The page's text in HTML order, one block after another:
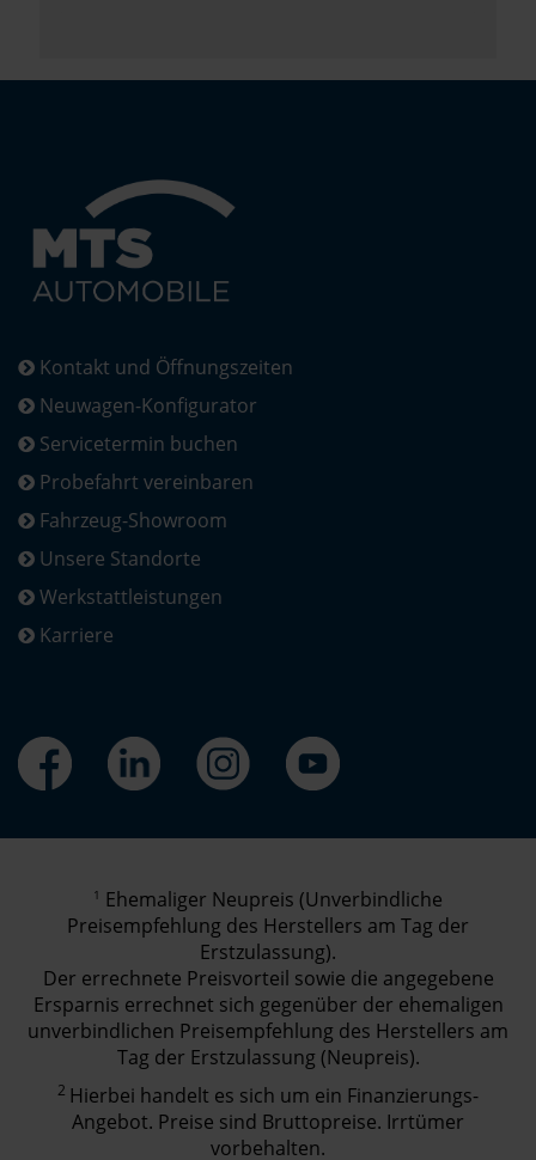
Kontakt und Öffnungszeiten
Neuwagen-Konfigurator
Servicetermin buchen
Probefahrt vereinbaren
Fahrzeug-Showroom
Unsere Standorte
Werkstattleistungen
Karriere
1 Ehemaliger Neupreis (Unverbindliche
Preisempfehlung des Herstellers am Tag der
Erstzulassung).
Der errechnete Preisvorteil sowie die angegebene
Ersparnis errechnet sich gegenüber der ehemaligen
unverbindlichen Preisempfehlung des Herstellers am
Tag der Erstzulassung (Neupreis).
2 Hierbei handelt es sich um ein Finanzierungs-
Angebot. Preise sind Bruttopreise. Irrtümer
vorbehalten.